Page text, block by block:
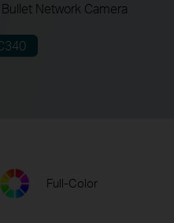
Network Camera
Full-Color